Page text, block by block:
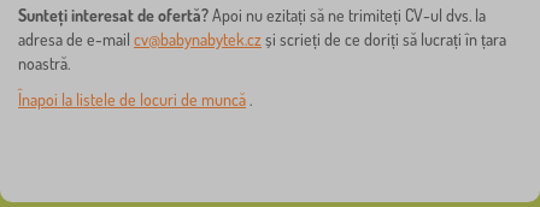
Sunteți interesat de ofertă?Apoi nu ezitați să ne trimiteți CV-ul dvs. la
adresa de e-mail cv@babynabytek.cz și scrieți de ce doriți să lucrați în țara
noastră.
Înapoi la listele de locuri de muncă .